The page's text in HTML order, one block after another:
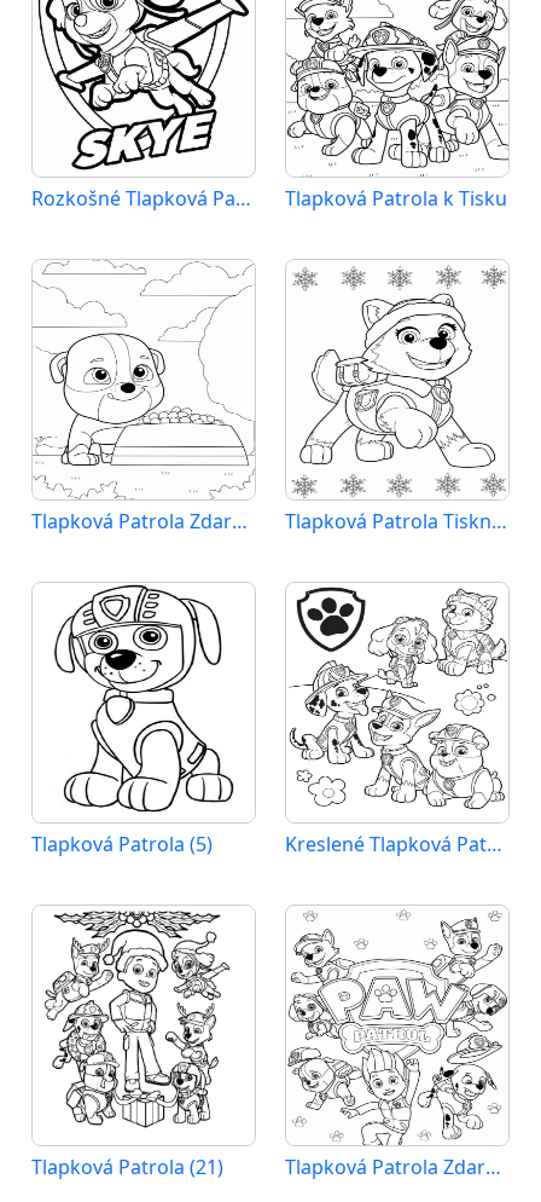
Rozkošné Tlapková Patrola Tlapková Patrola k Tisku
Tlapková Patrola Zdarama Tlapková Patrola Tisknutelné
Tlapková Patrola (5) Kreslené Tlapková Patrola
Tlapková Patrola (21) Tlapková Patrola Zdarma